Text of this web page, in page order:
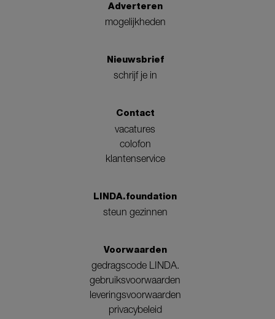
Adverteren
mogelijkheden
Nieuwsbrief
schrijf je in
Contact
vacatures
colofon
klantenservice
LINDA.foundation
steun gezinnen
Voorwaarden
gedragscode LINDA.
gebruiksvoorwaarden
leveringsvoorwaarden
privacybeleid